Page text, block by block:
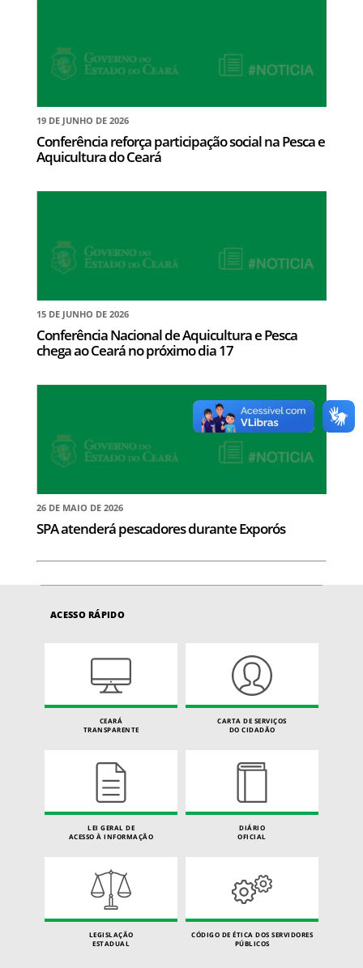
19 DE JUNHO DE 2026
Conferência reforça participação social na Pesca e
Aquicultura do Ceará
15 DE JUNHO DE 2026
Conferência Nacional de Aquicultura e Pesca
chega ao Ceará no próximo dia 17
26 DE MAIO DE 2026
SPA atenderá pescadores durante Exporós
ACESSO RÁPIDO
CEARÁ
TRANSPARENTE
CARTA DE SERVIÇOS
DO CIDADÃO
LEI GERAL DE
ACESSO À INFORMAÇÃO
DIÁRIO
OFICIAL
LEGISLAÇÃO
ESTADUAL
CÓDIGO DE ÉTICA DOS SERVIDORES
PÚBLICOS